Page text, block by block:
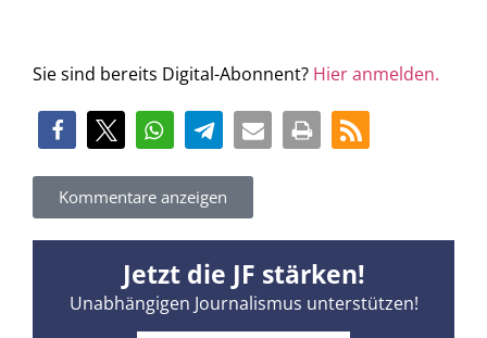
Sie sind bereits Digital-Abonnent? Hier anmelden.
Kommentare anzeigen
Jetzt die JF stärken!
Unabhängigen Journalismus unterstützen!